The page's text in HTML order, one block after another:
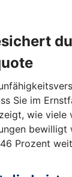
Sie im
wie viele
bewilligt
Prozent